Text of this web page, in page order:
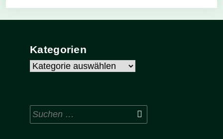
Kategorien
Kategorien
Suchen
nach: